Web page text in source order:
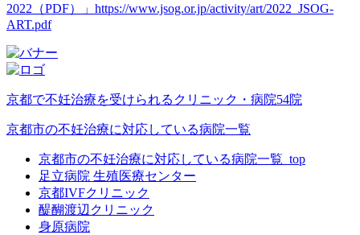
2022（PDF）」https://www.jsog.or.jp/activity/art/2022_JSOG-
ART.pdf
京都で不妊治療を受けられるクリニック・病院54院
京都市の不妊治療に対応している病院一覧
京都市の不妊治療に対応している病院一覧_top
足立病院 生殖医療センター
京都IVFクリニック
醍醐渡辺クリニック
身原病院